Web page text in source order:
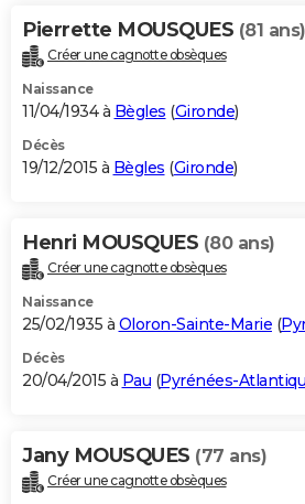
Pierrette MOUSQUES (81 ans)
Créer une cagnotte obsèques
Naissance
11/04/1934 à Bègles (Gironde)
Décès
19/12/2015 à Bègles (Gironde)
Henri MOUSQUES (80 ans)
Créer une cagnotte obsèques
Naissance
25/02/1935 à Oloron-Sainte-Marie (
Décès
20/04/2015 à Pau (Pyrénées-
Jany MOUSQUES (77 ans)
Créer une cagnotte obsèques